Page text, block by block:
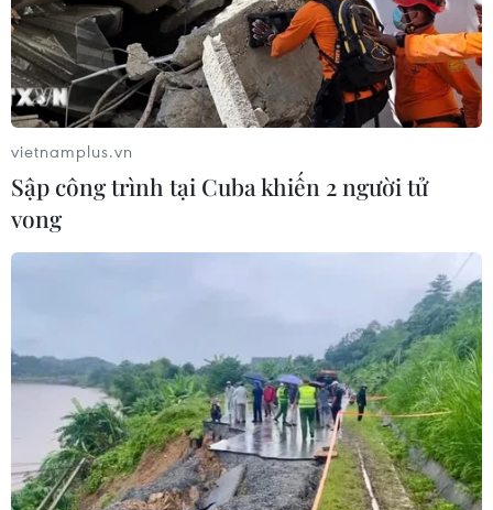
vietnamplus.vn
Sập công trình tại Cuba khiến 2 người tử
vong